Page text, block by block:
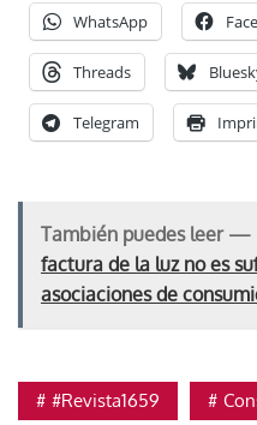
WhatsApp
Threads
Telegram
También puedes leer —
factura de la luz no es
asociaciones de
#Revista1659